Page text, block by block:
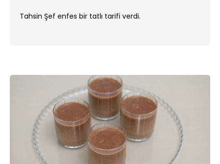
Tahsin Şef enfes bir tatlı tarifi verdi.